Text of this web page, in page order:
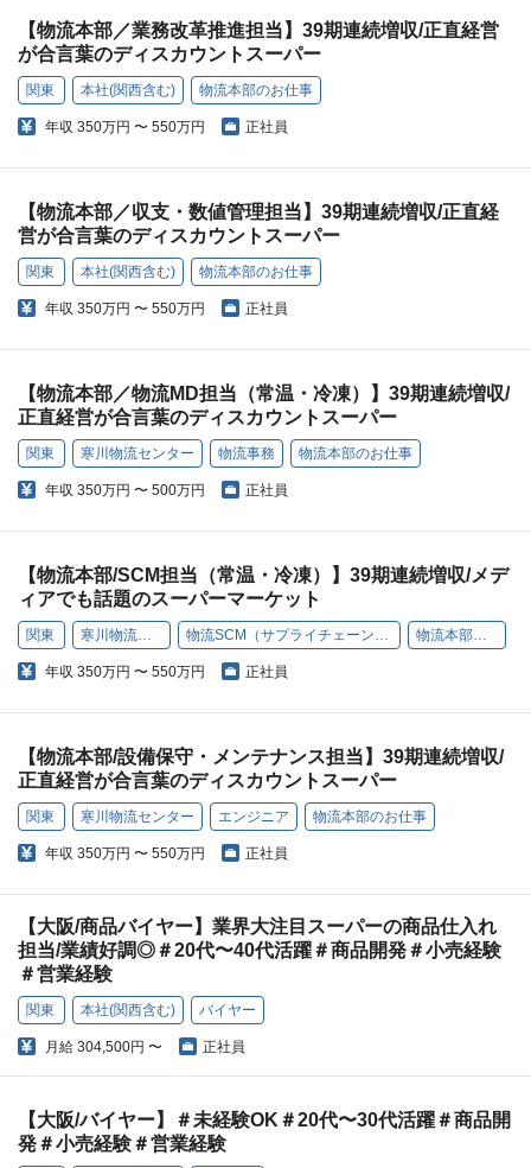
【物流本部／業務改革推進担当】39期連続増収/正直経営
が合言葉のディスカウントスーパー
関東 本社(関西含む) 物流本部のお仕事
年収 350万円 〜 550万円 正社員
【物流本部／収支・数値管理担当】39期連続増収/正直経
営が合言葉のディスカウントスーパー
関東 本社(関西含む) 物流本部のお仕事
年収 350万円 〜 550万円 正社員
【物流本部／物流MD担当（常温・冷凍）】39期連続増収/
正直経営が合言葉のディスカウントスーパー
関東 寒川物流センター 物流事務 物流本部のお仕事
年収 350万円 〜 500万円 正社員
【物流本部/SCM担当（常温・冷凍）】39期連続増収/メデ
ィアでも話題のスーパーマーケット
関東 寒川物流センター 物流SCM（サプライチェーンマネジメント） 物流本部のお仕事
年収 350万円 〜 550万円 正社員
【物流本部/設備保守・メンテナンス担当】39期連続増収/
正直経営が合言葉のディスカウントスーパー
関東 寒川物流センター エンジニア 物流本部のお仕事
年収 350万円 〜 550万円 正社員
【大阪/商品バイヤー】業界大注目スーパーの商品仕入れ
担当/業績好調◎＃20代〜40代活躍＃商品開発＃小売経験
＃営業経験
関東 本社(関西含む) バイヤー
月給 304,500円 〜 正社員
【大阪/バイヤー】＃未経験OK＃20代〜30代活躍＃商品開
発＃小売経験＃営業経験